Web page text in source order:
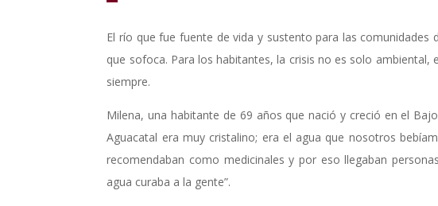
El río que fue fuente de vida y sustento para las
que sofoca. Para los habitantes, la crisis no es solo
siempre.
Milena, una habitante de 69 años que nació y creció en el
Aguacatal era muy cristalino; era el agua que nosotros
recomendaban como medicinales y por eso llegaban
agua curaba a la gente”.